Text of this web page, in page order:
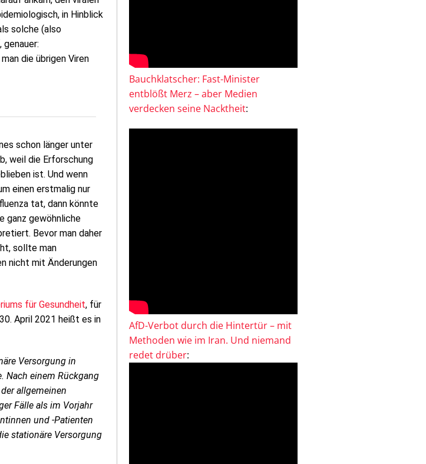
in Hinblick
solche (also
die übrigen Viren
schon länger unter
weil die Erforschung
ist. Und wenn
einen erstmalig nur
tat, dann könnte
ganz gewöhnliche
Bevor man daher
sollte man
nicht mit Änderungen
für Gesundheit, für
April 2021 heißt es in
Versorgung in
Nach einem Rückgang
allgemeinen
Fälle als im Vorjahr
und -Patienten
stationäre Versorgung
Bauchklatscher: Fast-Minister
entblößt Merz – aber Medien
verdecken seine Nacktheit:
AfD-Verbot durch die Hintertür – mit
Methoden wie im Iran. Und niemand
redet drüber: